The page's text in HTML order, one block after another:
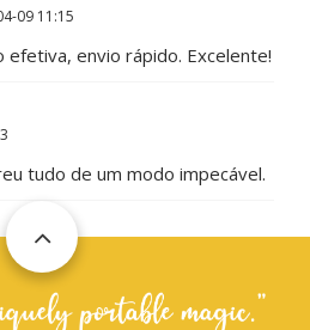
09 11:15
efetiva, envio rápido. Excelente!
tudo de um modo impecável.